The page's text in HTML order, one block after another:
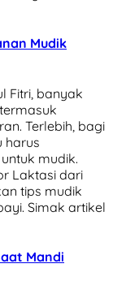
Mudik
Fitri, banyak
Terlebih, bagi
harus
mudik.
Laktasi dari
tips mudik
Simak artikel
Mandi